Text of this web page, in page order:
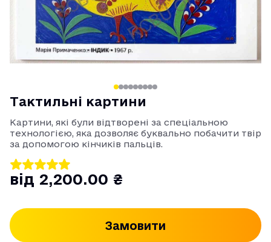
Тактильні картини
Картини, які були відтворені за спеціальною
технологією, яка дозволяє буквально побачити твір
за допомогою кінчиків пальців.
від 2,200.00 ₴
Замовити